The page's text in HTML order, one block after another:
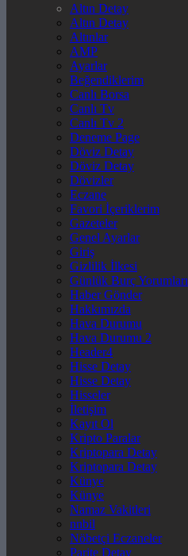
Altın Detay
Altın Detay
Altınlar
AMP
Ayarlar
Beğendiklerim
Canlı Borsa
Canlı Tv
Canlı Tv 2
Deneme Page
Döviz Detay
Döviz Detay
Dövizler
Eczane
Favori İçeriklerim
Gazeteler
Genel Ayarlar
Giriş
Gizlilik İlkesi
Günlük Burç Yorumları
Haber Gönder
Hakkımızda
Hava Durumu
Hava Durumu 2
Header4
Hisse Detay
Hisse Detay
Hisseler
İletişim
Kayıt Ol
Kripto Paralar
Kriptopara Detay
Kriptopara Detay
Künye
Künye
Namaz Vakitleri
nnbil
Nöbetçi Eczaneler
Parite Detay